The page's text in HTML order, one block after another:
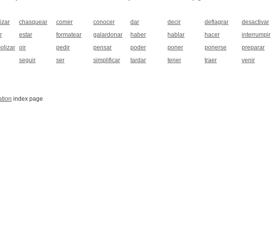
chasquear comer conocer dar decir deflagrar desactivar
estar formatear galardonar haber hablar hacer interrumpir
oir pedir pensar poder poner ponerse preparar
seguir ser simplificar tardar tener traer venir
index page